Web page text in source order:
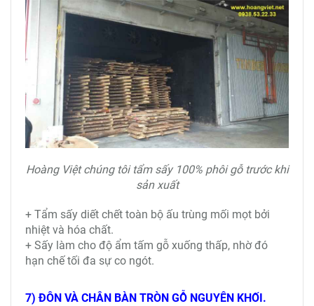
Hoàng Việt chúng tôi tẩm sấy 100% phôi gỗ trước khi
sản xuất
+ Tẩm sấy diết chết toàn bộ ấu trùng mối mọt bởi
nhiệt và hóa chất.
+ Sấy làm cho độ ẩm tấm gỗ xuống thấp, nhờ đó
hạn chế tối đa sự co ngót.
7) ĐÔN VÀ CHÂN BÀN TRÒN GỖ NGUYÊN KHỐI.